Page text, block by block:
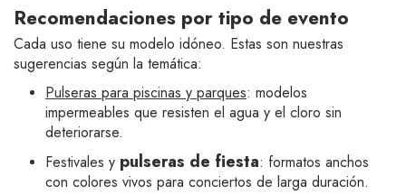
Recomendaciones por tipo de evento
Cada uso tiene su modelo idóneo. Estas son nuestras
sugerencias según la temática:
Pulseras para piscinas y parques: modelos
impermeables que resisten el agua y el cloro sin
deteriorarse.
Festivales y pulseras de fiesta: formatos anchos
con colores vivos para conciertos de larga duración.